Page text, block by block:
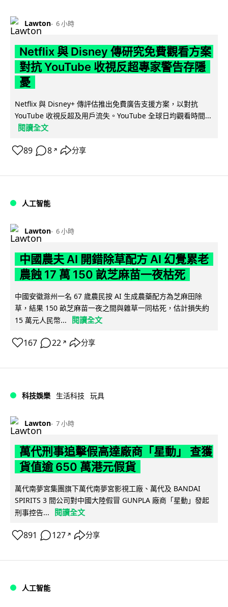
Lawton 6 小時
Netflix 與 Disney 傳研究免費觀看方案
對抗 YouTube 收視反超專家警告存隱
憂
Netflix 與 Disney+ 傳評估推出免費廣告支援方案，以對抗
YouTube 收視反超及用戶流失。YouTube 全球日均觀看時間...
閱讀全文
89 8 ↗ 分享
人工智能
Lawton 6 小時
中國農夫 AI 開錯除草配方 AI 幻覺累老
農蝕 17 萬 150 畝芝麻苗一夜枯死
中國安徽滁州一名 67 歲農民按 AI 生成農藥配方為芝麻田除
草，結果 150 畝芝麻苗一夜之間與雜草一同枯死，估計損失約
15 萬元人民幣...
閱讀全文
167 22 ↗ 分享
科技娛樂 生活科技 玩具
Lawton 7 小時
萬代刑事追擊假高達廠商「星動」 查獲
貨值逾 650 萬港元假貨
萬代南夢宮集團旗下萬代南夢宮影視工廠、萬代及 BANDAI
SPIRITS 3 間公司對中國大陸假冒 GUNPLA 廠商「星動」發起
刑事控告...
閱讀全文
891 127 ↗ 分享
人工智能